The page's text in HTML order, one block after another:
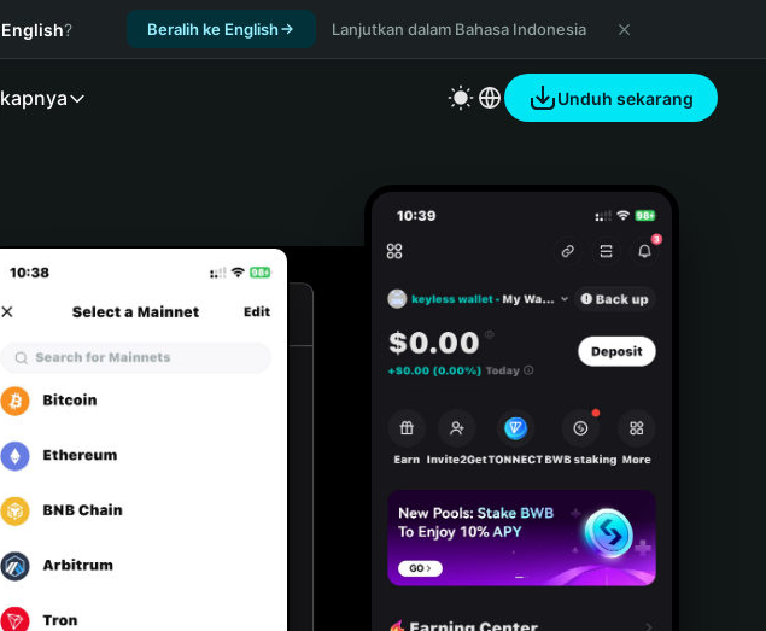
English? Beralih ke English Lanjutkan dalam Bahasa Indonesia
Unduh sekarang